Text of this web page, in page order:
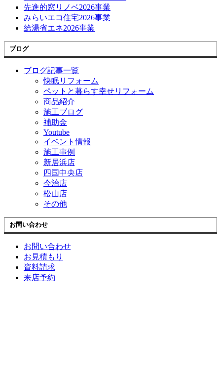
先進的窓リノベ2026事業
みらいエコ住宅2026事業
給湯省エネ2026事業
ブログ
ブログ記事一覧
快眠リフォーム
ペットと暮らす幸せリフォーム
商品紹介
施工ブログ
補助金
Youtube
イベント情報
施工事例
新居浜店
四国中央店
今治店
松山店
その他
お問い合わせ
お問い合わせ
お見積もり
資料請求
来店予約